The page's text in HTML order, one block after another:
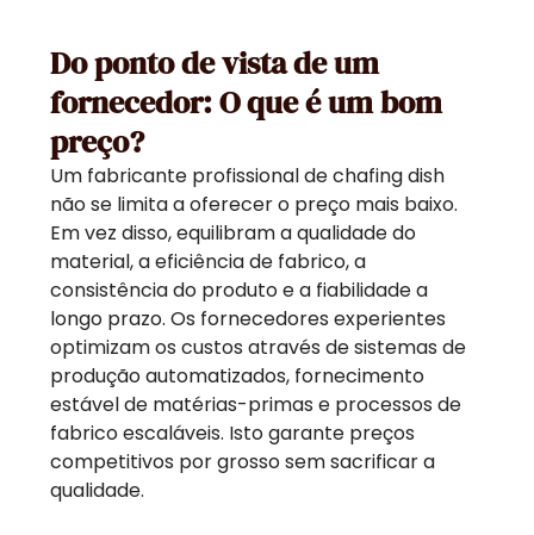
Do ponto de vista de um
fornecedor: O que é um bom
preço?
Um fabricante profissional de chafing dish
não se limita a oferecer o preço mais baixo.
Em vez disso, equilibram a qualidade do
material, a eficiência de fabrico, a
consistência do produto e a fiabilidade a
longo prazo. Os fornecedores experientes
optimizam os custos através de sistemas de
produção automatizados, fornecimento
estável de matérias-primas e processos de
fabrico escaláveis. Isto garante preços
competitivos por grosso sem sacrificar a
qualidade.